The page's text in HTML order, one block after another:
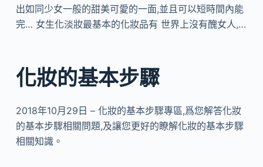
出如同少女一般的甜美可愛的一面,並且可以短時間內能
完… 女生化淡妝最基本的化妝品有 世界上沒有醜女人,…
化妝的基本步驟
2018年10月29日 – 化妝的基本步驟專區,爲您解答化妝
的基本步驟相關問題,及讓您更好的瞭解化妝的基本步驟
相關知識。